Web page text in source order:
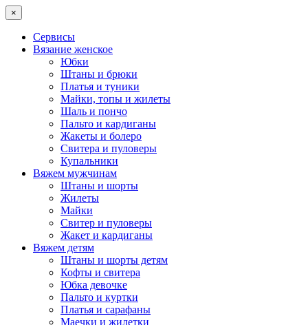
×
Сервисы
Вязание женское
Юбки
Штаны и брюки
Платья и туники
Майки, топы и жилеты
Шаль и пончо
Пальто и кардиганы
Жакеты и болеро
Свитера и пуловеры
Купальники
Вяжем мужчинам
Штаны и шорты
Жилеты
Майки
Свитер и пуловеры
Жакет и кардиганы
Вяжем детям
Штаны и шорты детям
Кофты и свитера
Юбка девочке
Пальто и куртки
Платья и сарафаны
Маечки и жилетки